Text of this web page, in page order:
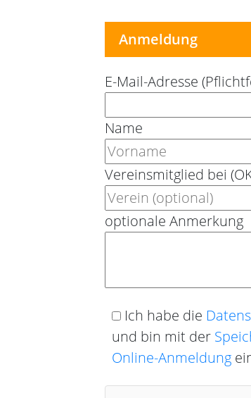
Anmeldung
E-Mail-Adresse
Name
Vereinsmitglied bei
optionale Anmerkung
Ich habe die
und bin mit der
Online-Anmeldung